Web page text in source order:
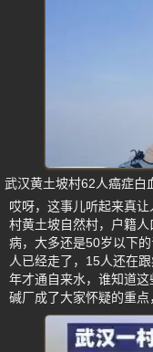
武汉黄土坡村62人癌症白
哎呀，这事儿听起来真
村黄土坡自然村，户籍
病，大多还是50岁以下
人已经走了，15人还在
年才通自来水，谁知道
碱厂成了大家怀疑的重点